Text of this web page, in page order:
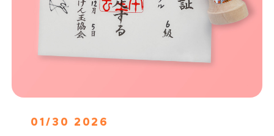
01/30 2026